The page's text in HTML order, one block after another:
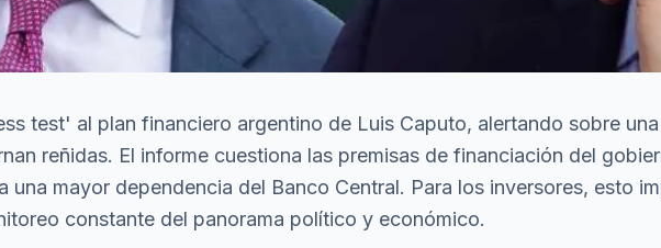
test' al plan financiero argentino de Luis Caputo, alertando sobre
reñidas. El informe cuestiona las premisas de financiación del
una mayor dependencia del Banco Central. Para los inversores, esto
constante del panorama político y económico.